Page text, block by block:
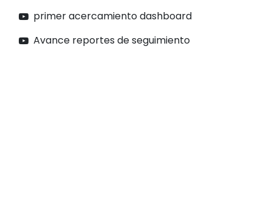
primer acercamiento dashboard
Avance reportes de seguimiento